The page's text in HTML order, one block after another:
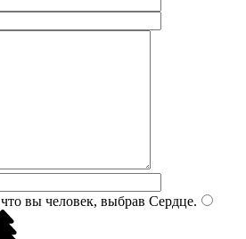
вы человек, выбрав Сердце.